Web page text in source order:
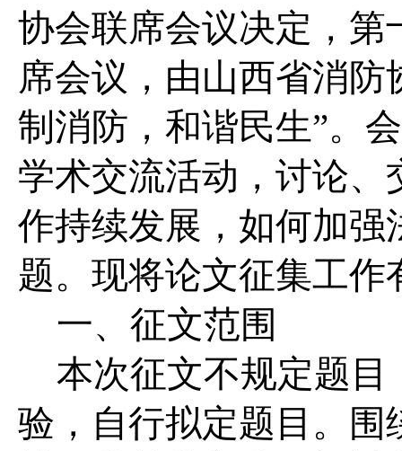
协会联席会议决定，第
席会议，由山西省消
制消防，和谐民生”。
学术交流活动，讨论、
作持续发展，如何加
题。现将论文征集工
一、征文范围
本次征文不规定题
验，自行拟定题目。